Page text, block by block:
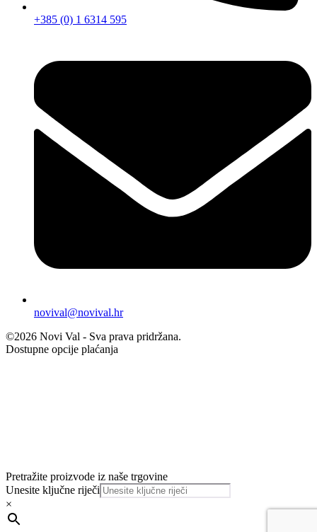
+385 (0) 1 6314 595
novival@novival.hr
©2026 Novi Val - Sva prava pridržana.
Dostupne opcije plaćanja
Pretražite proizvode iz naše trgovine
Unesite ključne riječi
×